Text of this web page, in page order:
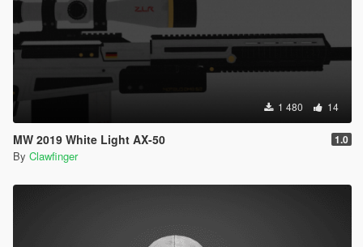
1 480 14
MW 2019 White Light AX-50 1.0
By Clawfinger